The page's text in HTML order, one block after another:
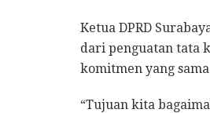
Ketua DPRD
dari penguatan tata
komitmen yang
“Tujuan kita